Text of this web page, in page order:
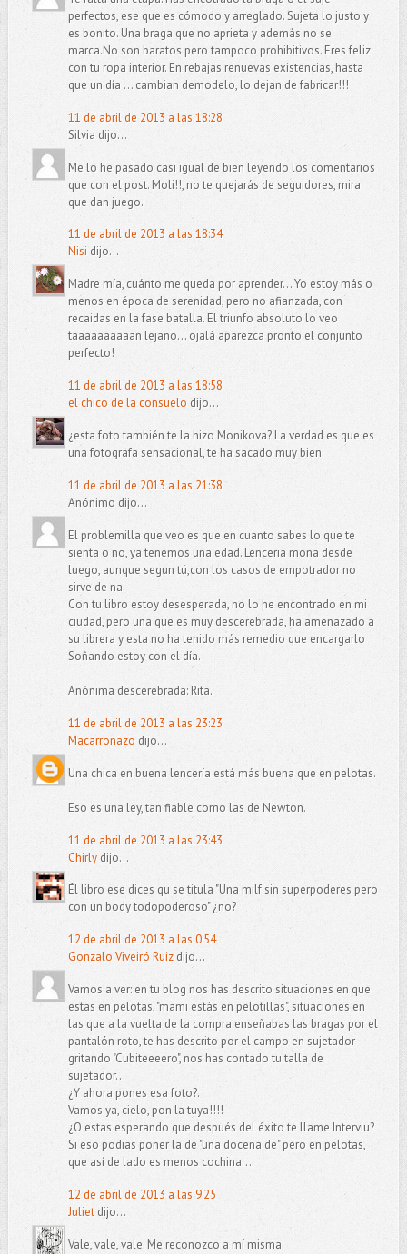
perfectos, ese que es cómodo y arreglado. Sujeta lo justo y
es bonito. Una braga que no aprieta y además no se
marca.No son baratos pero tampoco prohibitivos. Eres feliz
con tu ropa interior. En rebajas renuevas existencias, hasta
que un día ... cambian demodelo, lo dejan de fabricar!!!
11 de abril de 2013 a las 18:28
Silvia dijo...
Me lo he pasado casi igual de bien leyendo los comentarios
que con el post. Moli!!, no te quejarás de seguidores, mira
que dan juego.
11 de abril de 2013 a las 18:34
Nisi dijo...
Madre mía, cuánto me queda por aprender... Yo estoy más o
menos en época de serenidad, pero no afianzada, con
recaidas en la fase batalla. El triunfo absoluto lo veo
taaaaaaaaaan lejano... ojalá aparezca pronto el conjunto
perfecto!
11 de abril de 2013 a las 18:58
el chico de la consuelo dijo...
¿esta foto también te la hizo Monikova? La verdad es que es
una fotografa sensacional, te ha sacado muy bien.
11 de abril de 2013 a las 21:38
Anónimo dijo...
El problemilla que veo es que en cuanto sabes lo que te
sienta o no, ya tenemos una edad. Lenceria mona desde
luego, aunque segun tú,con los casos de empotrador no
sirve de na.
Con tu libro estoy desesperada, no lo he encontrado en mi
ciudad, pero una que es muy descerebrada, ha amenazado a
su librera y esta no ha tenido más remedio que encargarlo
Soñando estoy con el día.
Anónima descerebrada: Rita.
11 de abril de 2013 a las 23:23
Macarronazo dijo...
Una chica en buena lencería está más buena que en pelotas.
Eso es una ley, tan fiable como las de Newton.
11 de abril de 2013 a las 23:43
Chirlydijo...
Él libro ese dices qu se titula "Una milf sin superpoderes pero
con un body todopoderoso" ¿no?
12 de abril de 2013 a las 0:54
Gonzalo Viveiró Ruizdijo...
Vamos a ver: en tu blog nos has descrito situaciones en que
estas en pelotas, "mami estás en pelotillas", situaciones en
las que a la vuelta de la compra enseñabas las bragas por el
pantalón roto, te has descrito por el campo en sujetador
gritando "Cubiteeeero", nos has contado tu talla de
sujetador...
¿Y ahora pones esa foto?.
Vamos ya, cielo, pon la tuya!!!!
¿O estas esperando que después del éxito te llame Interviu?
Si eso podias poner la de "una docena de" pero en pelotas,
que así de lado es menos cochina...
12 de abril de 2013 a las 9:25
Julietdijo...
Vale, vale, vale. Me reconozco a mí misma.